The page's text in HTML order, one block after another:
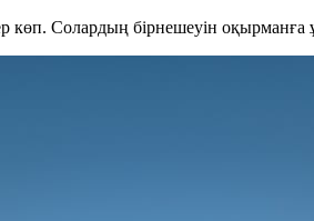
көп. Солардың бірнешеуін